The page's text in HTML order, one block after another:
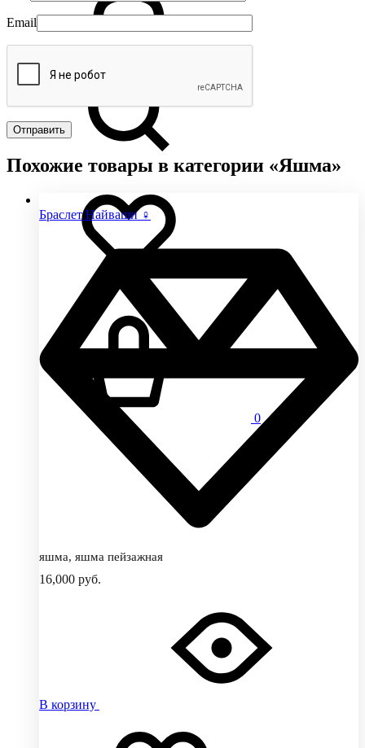
0
Email
Похожие товары в категории «Яшма»
Браслет Найваши ♀
яшма, яшма пейзажная
16,000 руб.
В корзину